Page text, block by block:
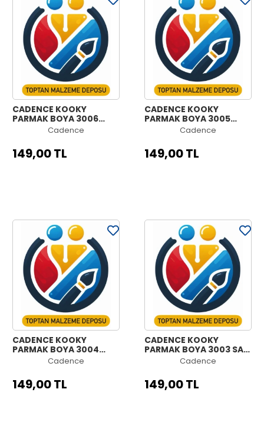
CADENCE KOOKY
PARMAK BOYA 3006
YEŞİL 500MLCadence
149,00 TL
CADENCE KOOKY
PARMAK BOYA 3005
KIRMIZI 500ML
Cadence
149,00 TL
CADENCE KOOKY
PARMAK BOYA 3004
MAVİ 500MLCadence
149,00 TL
CADENCE KOOKY
PARMAK BOYA 3003 SARI
Cadence
149,00 TL